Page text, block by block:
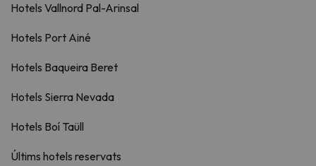
Hotels Vallnord Pal-Arinsal
Hotels Port Ainé
Hotels Baqueira Beret
Hotels Sierra Nevada
Hotels Boí Taüll
Últims hotels reservats